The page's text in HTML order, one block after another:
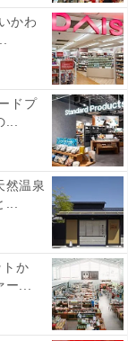
かわ
ドプ
然温泉
トか
...